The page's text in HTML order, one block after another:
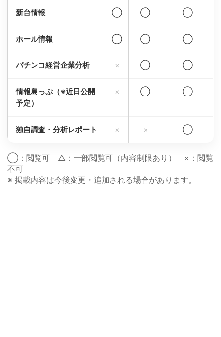
新台情報 ◯ ◯ ◯
ホール情報 ◯ ◯ ◯
パチンコ経営企業分析 × ◯ ◯
情報島っぷ（※近日公開
予定）
× ◯ ◯
独自調査・分析レポート × × ◯
◯：閲覧可 △：一部閲覧可（内容制限あり） ×：閲覧
不可
※ 掲載内容は今後変更・追加される場合があります。